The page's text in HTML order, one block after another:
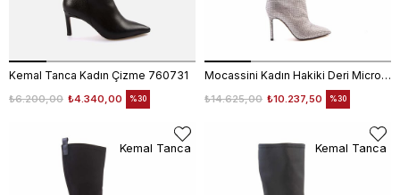
Kemal Tanca Kadın Çizme 760731
₺4.340,00
₺6.200,00 %30
Mocassini Kadın Hakiki Deri Microlight Taban Gümüş Günlük Çizme
₺10.237,50
₺14.625,00 %30
Kemal Tanca Kemal Tanca